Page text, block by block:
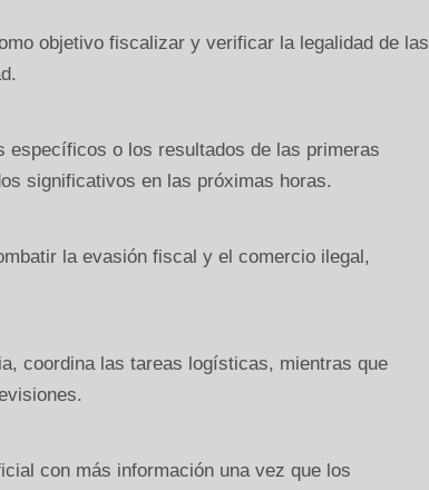
objetivo fiscalizar y verificar la legalidad de las
específicos o los resultados de las primeras
significativos en las próximas horas.
la evasión fiscal y el comercio ilegal,
coordina las tareas logísticas, mientras que
con más información una vez que los